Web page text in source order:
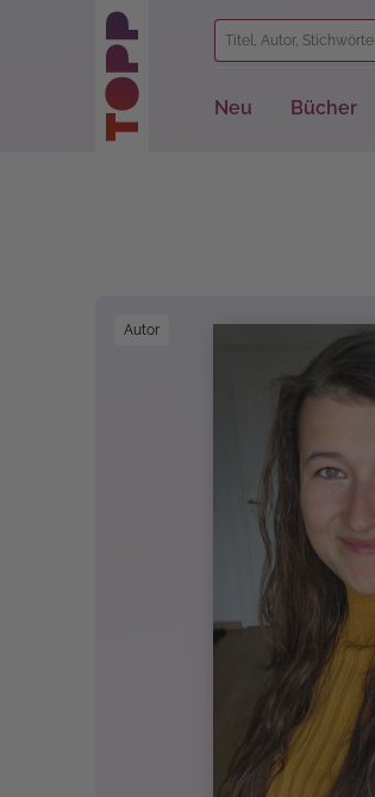
Zur Hauptnavigation springen
Neu Bücher
Autor